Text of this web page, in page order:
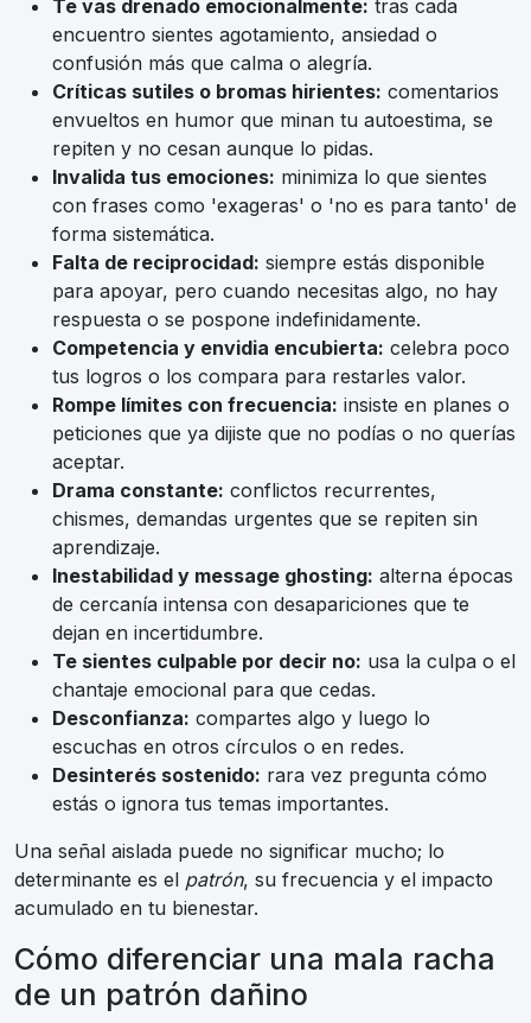
Te vas drenado emocionalmente: tras cada
encuentro sientes agotamiento, ansiedad o
confusión más que calma o alegría.
Críticas sutiles o bromas hirientes: comentarios
envueltos en humor que minan tu autoestima, se
repiten y no cesan aunque lo pidas.
Invalida tus emociones: minimiza lo que sientes
con frases como 'exageras' o 'no es para tanto' de
forma sistemática.
Falta de reciprocidad: siempre estás disponible
para apoyar, pero cuando necesitas algo, no hay
respuesta o se pospone indefinidamente.
Competencia y envidia encubierta: celebra poco
tus logros o los compara para restarles valor.
Rompe límites con frecuencia: insiste en planes o
peticiones que ya dijiste que no podías o no querías
aceptar.
Drama constante: conflictos recurrentes,
chismes, demandas urgentes que se repiten sin
aprendizaje.
Inestabilidad y message ghosting: alterna épocas
de cercanía intensa con desapariciones que te
dejan en incertidumbre.
Te sientes culpable por decir no: usa la culpa o el
chantaje emocional para que cedas.
Desconfianza: compartes algo y luego lo
escuchas en otros círculos o en redes.
Desinterés sostenido: rara vez pregunta cómo
estás o ignora tus temas importantes.
Una señal aislada puede no significar mucho; lo
determinante es el patrón, su frecuencia y el impacto
acumulado en tu bienestar.
Cómo diferenciar una mala racha
de un patrón dañino